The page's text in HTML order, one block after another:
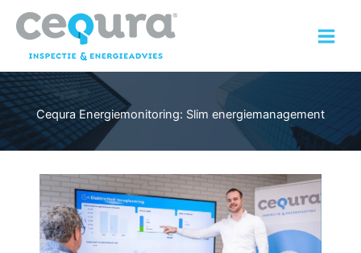
naar
inhoud
Cequra Energiemonitoring: Slim energiemanagement